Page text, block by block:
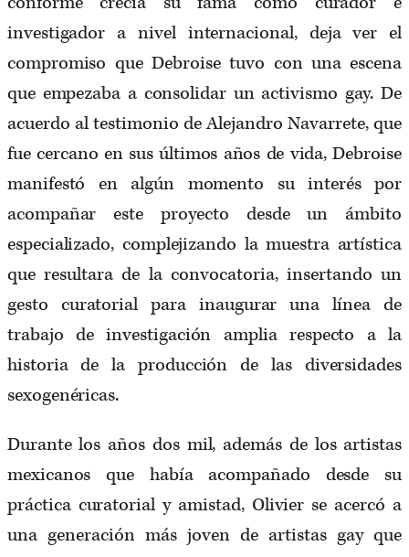
investigador a nivel internacional, deja ver el
compromiso que Debroise tuvo con una escena
que empezaba a consolidar un activismo gay. De
acuerdo al testimonio de Alejandro Navarrete, que
fue cercano en sus últimos años de vida, Debroise
manifestó en algún momento su interés por
acompañar este proyecto desde un ámbito
especializado, complejizando la muestra artística
que resultara de la convocatoria, insertando un
gesto curatorial para inaugurar una línea de
trabajo de investigación amplia respecto a la
historia de la producción de las diversidades
sexogenéricas.
Durante los años dos mil, además de los artistas
mexicanos que había acompañado desde su
práctica curatorial y amistad, Olivier se acercó a
una generación más joven de artistas gay que